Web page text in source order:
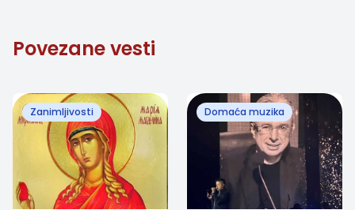
Povezane vesti
Zanimljivosti Domaća muzika